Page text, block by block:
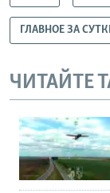
ГЛАВНОЕ ЗА
ЧИТАЙТЕ